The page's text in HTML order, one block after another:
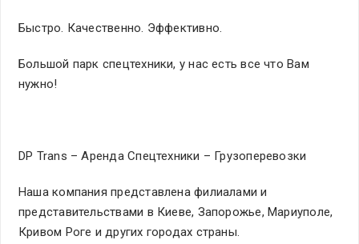
Быстро. Качественно. Эффективно.
Большой парк спецтехники, у нас есть все что Вам
нужно!
DP Trans – Аренда Спецтехники – Грузоперевозки
Наша компания представлена филиалами и
представительствами в Киеве, Запорожье, Мариуполе,
Кривом Роге и других городах страны.